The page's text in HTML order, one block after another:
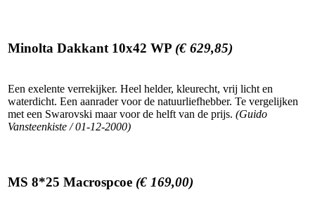
Minolta Dakkant 10x42 WP (€ 629,85)
Een exelente verrekijker. Heel helder, kleurecht, vrij licht en
waterdicht. Een aanrader voor de natuurliefhebber. Te vergelijken
met een Swarovski maar voor de helft van de prijs. (Guido
Vansteenkiste / 01-12-2000)
MS 8*25 Macrospcoe (€ 169,00)